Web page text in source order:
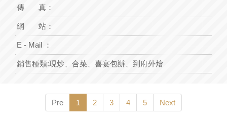
傳 真：
網 站：
E - Mail ：
銷售種類:現炒、合菜、喜宴包辦、到府外燴
Pre 1 2 3 4 5 Next